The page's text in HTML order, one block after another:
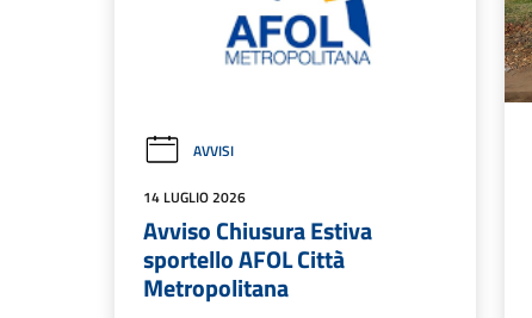
AVVISI
14 LUGLIO 2026
Avviso Chiusura Estiva
sportello AFOL Città
Metropolitana